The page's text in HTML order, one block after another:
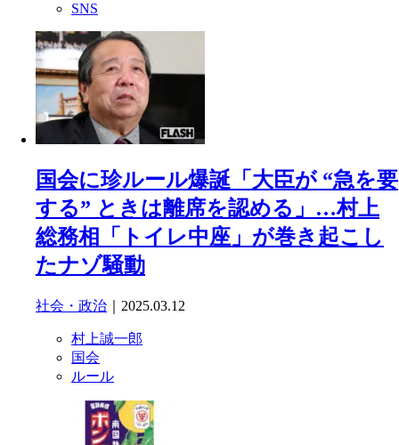
SNS
国会に珍ルール爆誕「大臣が “急を要
する” ときは離席を認める」…村上
総務相「トイレ中座」が巻き起こし
たナゾ騒動
社会・政治 ｜2025.03.12
村上誠一郎
国会
ルール